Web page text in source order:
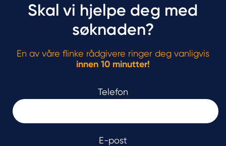
Skal vi hjelpe deg med
søknaden?
En av våre flinke rådgivere ringer deg vanligvis
innen 10 minutter!
Telefon
E-post